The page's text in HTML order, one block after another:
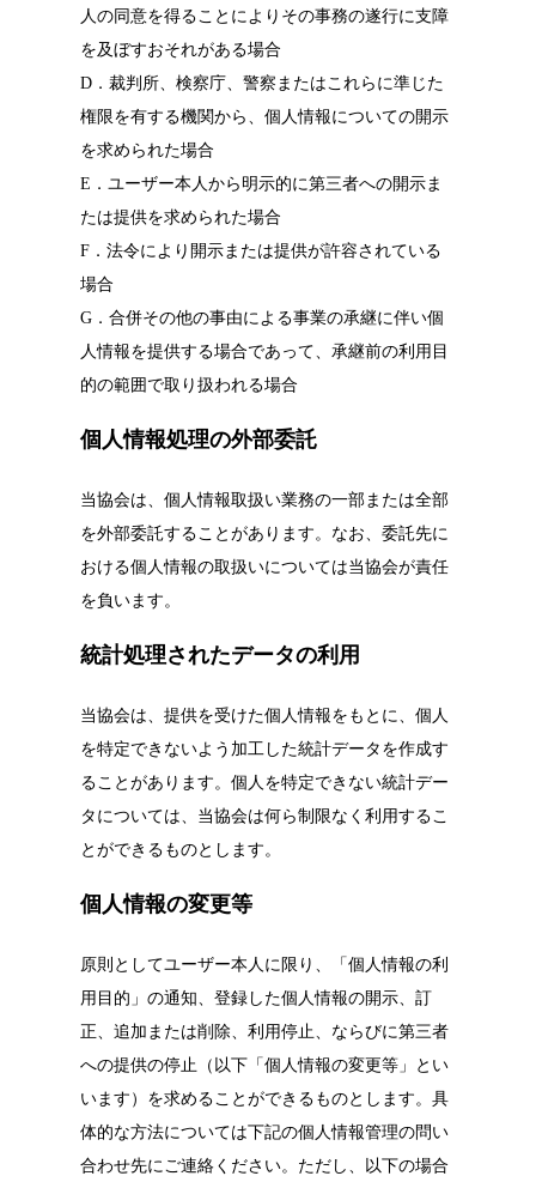
人の同意を得ることによりその事務の遂行に支障
を及ぼすおそれがある場合
D．裁判所、検察庁、警察またはこれらに準じた
権限を有する機関から、個人情報についての開示
を求められた場合
E．ユーザー本人から明示的に第三者への開示ま
たは提供を求められた場合
F．法令により開示または提供が許容されている
場合
G．合併その他の事由による事業の承継に伴い個
人情報を提供する場合であって、承継前の利用目
的の範囲で取り扱われる場合
個人情報処理の外部委託
当協会は、個人情報取扱い業務の一部または全部
を外部委託することがあります。なお、委託先に
おける個人情報の取扱いについては当協会が責任
を負います。
統計処理されたデータの利用
当協会は、提供を受けた個人情報をもとに、個人
を特定できないよう加工した統計データを作成す
ることがあります。個人を特定できない統計デー
タについては、当協会は何ら制限なく利用するこ
とができるものとします。
個人情報の変更等
原則としてユーザー本人に限り、「個人情報の利
用目的」の通知、登録した個人情報の開示、訂
正、追加または削除、利用停止、ならびに第三者
への提供の停止（以下「個人情報の変更等」とい
います）を求めることができるものとします。具
体的な方法については下記の個人情報管理の問い
合わせ先にご連絡ください。ただし、以下の場合